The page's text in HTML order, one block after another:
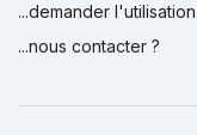
...demander
...nous contacter ?